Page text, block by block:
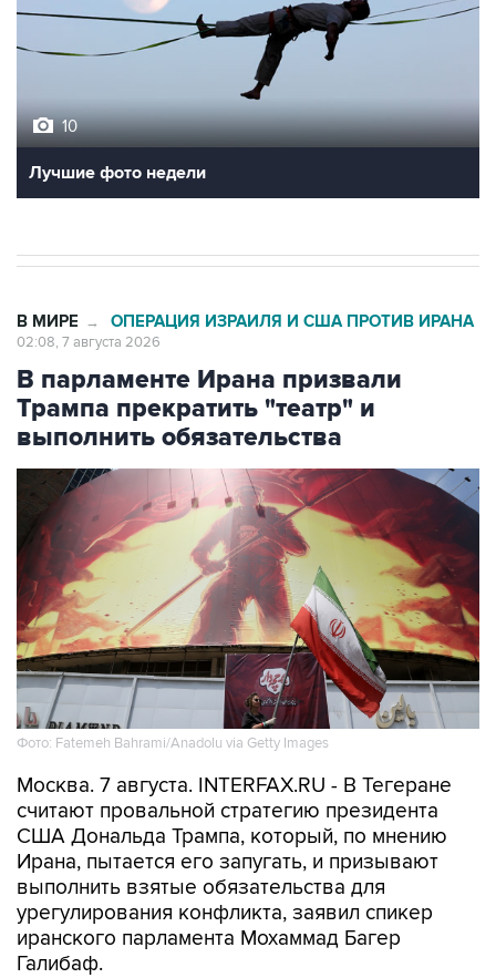
10
Лучшие фото недели
В МИРЕ → ОПЕРАЦИЯ ИЗРАИЛЯ И США ПРОТИВ ИРАНА
02:08, 7 августа 2026
В парламенте Ирана призвали
Трампа прекратить "театр" и
выполнить обязательства
Фото: Fatemeh Bahrami/Anadolu via Getty Images
Москва. 7 августа. INTERFAX.RU - В Тегеране
считают провальной стратегию президента
США Дональда Трампа, который, по мнению
Ирана, пытается его запугать, и призывают
выполнить взятые обязательства для
урегулирования конфликта, заявил спикер
иранского парламента Мохаммад Багер
Галибаф.